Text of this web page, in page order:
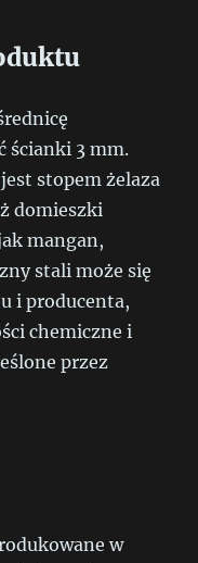
ścianki 3 mm.
stopem żelaza
domieszki
mangan,
stali może się
i producenta,
chemiczne i
przez
w